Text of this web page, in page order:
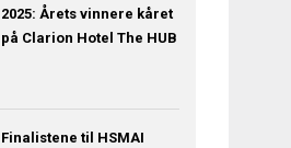
2025: Årets vinnere kåret
på Clarion Hotel The HUB
Finalistene til HSMAI